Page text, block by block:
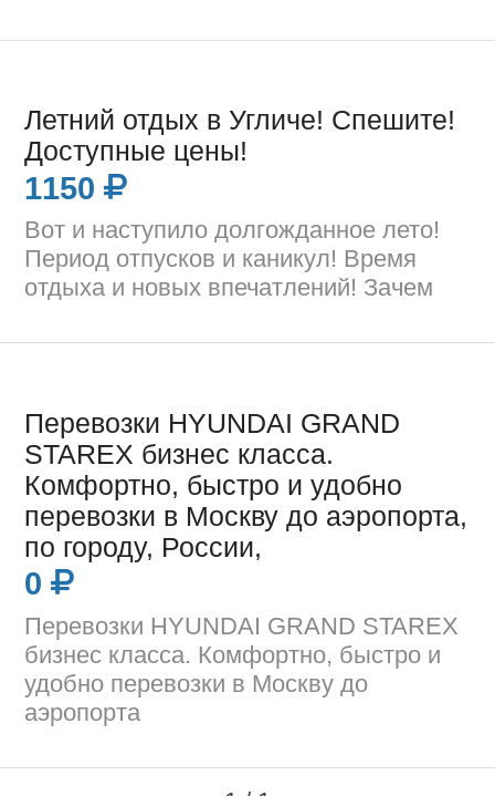
Летний отдых в Угличе! Спешите!
Доступные цены!
1150
Вот и наступило долгожданное лето!
Период отпусков и каникул! Время
отдыха и новых впечатлений! Зачем
Перевозки HYUNDAI GRAND
STAREX бизнес класса.
Комфортно, быстро и удобно
перевозки в Москву до аэропорта,
по городу, России,
0
Перевозки HYUNDAI GRAND STAREX
бизнес класса. Комфортно, быстро и
удобно перевозки в Москву до
аэропорта